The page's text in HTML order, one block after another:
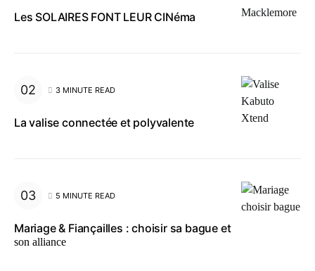
Les SOLAIRES FONT LEUR CINéma
3 MINUTE READ
La valise connectée et polyvalente
5 MINUTE READ
Mariage & Fiançailles : choisir sa bague et
son alliance